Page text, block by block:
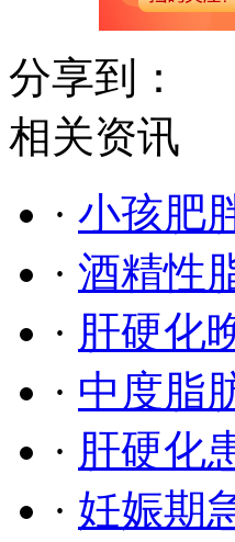
分享到：
相关资讯
· 小孩肥
· 酒精性
· 肝硬化
· 中度脂
· 肝硬化
· 妊娠期